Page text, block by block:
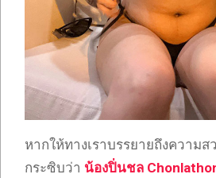
หากให้ทางเราบรรยายถึงความ
กระซิบว่า น้องปิ่นชล